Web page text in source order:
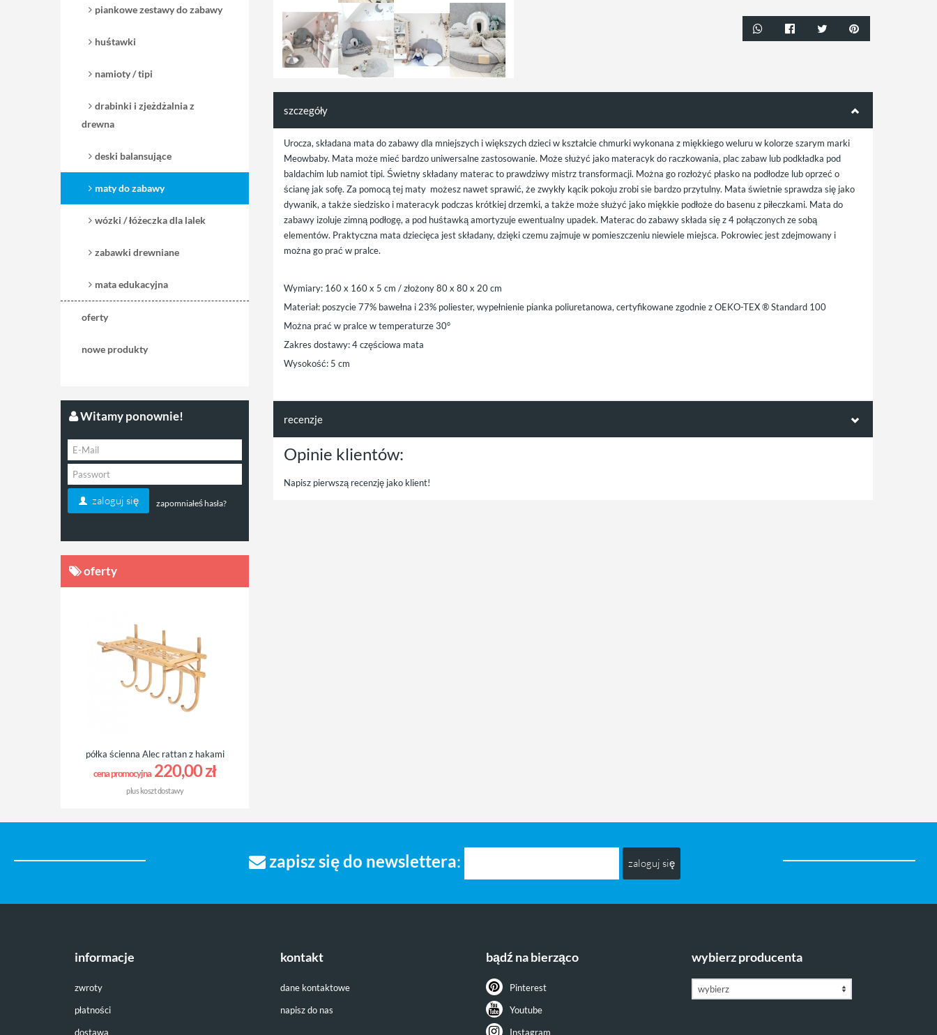
szczegóły
Urocza, składana mata do zabawy dla mniejszych i większych dzieci w kształcie chmurki wykonana z miękkiego weluru w kolorze szarym marki
Meowbaby. Mata może mieć bardzo uniwersalne zastosowanie. Może służyć jako materacyk do raczkowania, plac zabaw lub podkładka pod
baldachim lub namiot tipi. Świetny składany materac to prawdziwy mistrz transformacji. Można go rozłożyć płasko na podłodze lub oprzeć o
ścianę jak sofę. Za pomocą tej maty możesz nawet sprawić, że zwykły kącik pokoju zrobi sie bardzo przytulny. Mata świetnie sprawdza się jako
dywanik, a także siedzisko i materacyk podczas krótkiej drzemki, a także może służyć jako miękkie podłoże do basenu z piłeczkami. Mata do
zabawy izoluje zimną podłogę, a pod huśtawką amortyzuje ewentualny upadek. Materac do zabawy składa się z 4 połączonych ze sobą
elementów. Praktyczna mata dziecięca jest składany, dzięki czemu zajmuje w pomieszczeniu niewiele miejsca. Pokrowiec jest zdejmowany i
można go prać w pralce.
Wymiary: 160 x 160 x 5 cm / złożony 80 x 80 x 20 cm
Materiał: poszycie 77% bawełna i 23% poliester, wypełnienie pianka poliuretanowa, certyfikowane zgodnie z OEKO-TEX ® Standard 100
Można prać w pralce w temperaturze 30°
Zakres dostawy: 4 częściowa mata
Wysokość: 5 cm
recenzje
Opinie klientów:
Napisz pierwszą recenzję jako klient!
piankowe zestawy do zabawy
huśtawki
namioty / tipi
drabinki i zjeżdżalnia z
drewna
deski balansujące
maty do zabawy
wózki / łóżeczka dla lalek
zabawki drewniane
mata edukacyjna
oferty
nowe produkty
Witamy ponownie!
zaloguj się zapomniałeś hasła?
oferty
półka ścienna Alec rattan z hakami
cena promocyjna 220,00 zł
pluskoszt dostawy
zapisz się do newslettera: zaloguj się
informacje
zwroty
płatności
dostawa
kontakt
dane kontaktowe
napisz do nas
bądź na bierząco
Pinterest
Youtube
Instagram
wybierz producenta